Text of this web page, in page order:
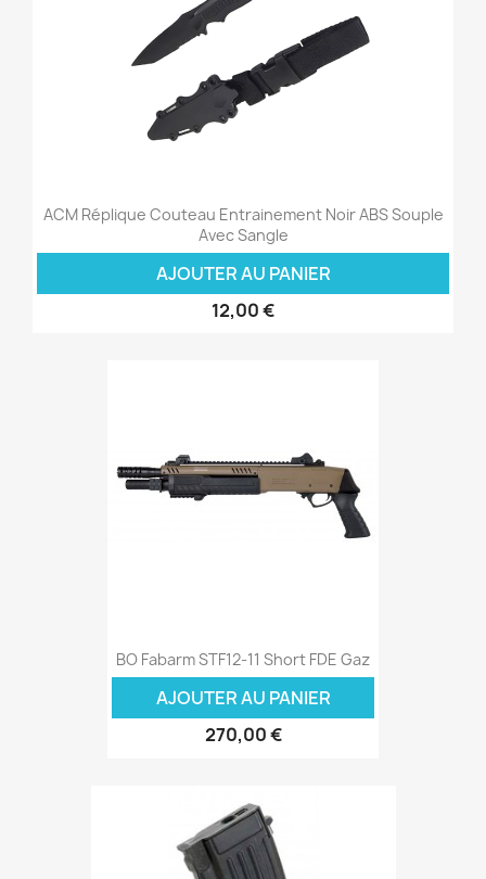
ACM Réplique Couteau Entrainement Noir ABS Souple
Avec Sangle
AJOUTER AU PANIER
12,00 €
BO Fabarm STF12-11 Short FDE Gaz
AJOUTER AU PANIER
270,00 €